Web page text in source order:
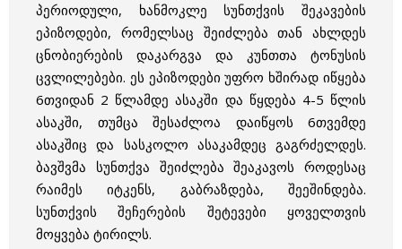
პერიოდული, ხანმოკლე სუნთქვის შეკავების
ეპიზოდები, რომელსაც შეიძლება თან ახლდეს
ცნობიერების დაკარგვა და კუნთთა ტონუსის
ცვლილებები. ეს ეპიზოდები უფრო ხშირად იწყება
6თვიდან 2 წლამდე ასაკში და წყდება 4-5 წლის
ასაკში, თუმცა შესაძლოა დაიწყოს 6თვემდე
ასაკშიც და სასკოლო ასაკამდეც გაგრძელდეს.
ბავშვმა სუნთქვა შეიძლება შეაკავოს როდესაც
რაიმეს იტკენს, გაბრაზდება, შეეშინდება.
სუნთქვის შეჩერების შეტევები ყოველთვის
მოყვება ტირილს.